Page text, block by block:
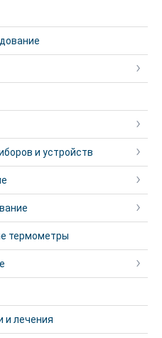
и устройств
термометры
и лечения